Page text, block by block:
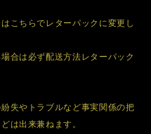
こちらでレターパックに変更し
合は必ず配送方法レターパック
失やトラブルなど事実関係の把
は出来兼ねます。